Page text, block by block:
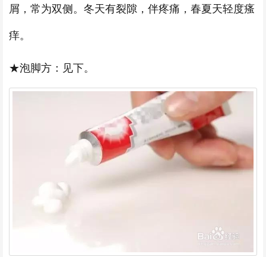
屑，常为双侧。冬天有裂隙，伴疼痛，春夏天轻度瘙
痒。
★泡脚方：见下。